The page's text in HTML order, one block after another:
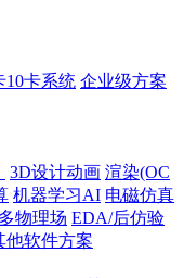
10卡系统 企业级方案
3D设计动画 渲染(OC
机器学习AI 电磁仿真
物理场 EDA/后仿验
他软件方案